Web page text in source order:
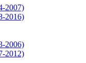
2007)
2016)
2006)
2012)